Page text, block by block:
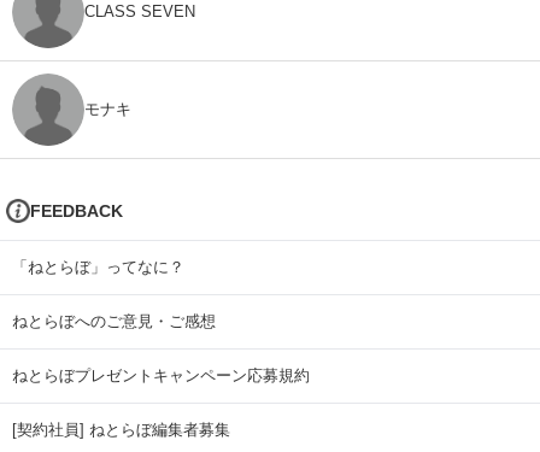
CLASS SEVEN
モナキ
FEEDBACK
「ねとらぼ」ってなに？
ねとらぼへのご意見・ご感想
ねとらぼプレゼントキャンペーン応募規約
[契約社員] ねとらぼ編集者募集